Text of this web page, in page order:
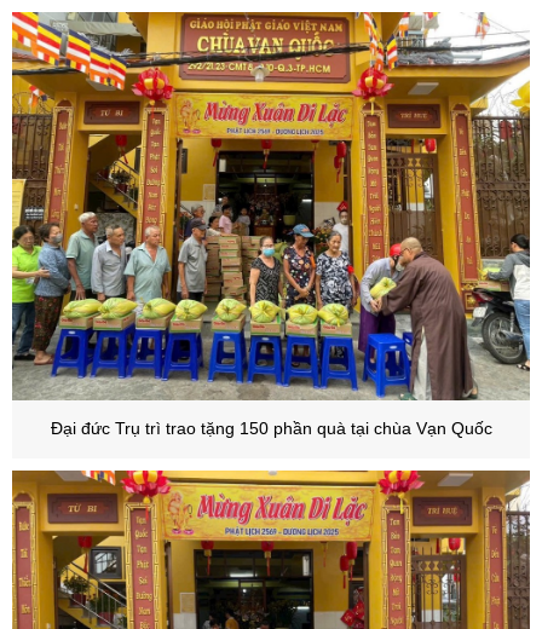
Đại đức Trụ trì trao tặng 150 phần quà tại chùa Vạn Quốc